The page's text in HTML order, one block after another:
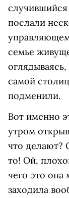
случившийся
послали
семье
самой
подменили.
Вот именно
утром
что делают?
то! Ой,
чего это она
заходила